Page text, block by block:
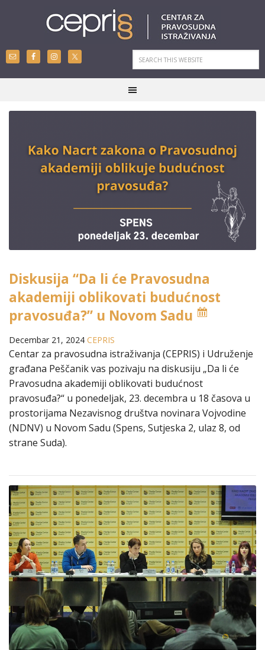
Diskusija “Da li će Pravosudna
akademiji oblikovati budućnost
pravosuđa?” u Novom Sadu
Decembar 21, 2024 CEPRIS
Centar za pravosudna istraživanja (CEPRIS) i Udruženje
građana Peščanik vas pozivaju na diskusiju „Da li će
Pravosudna akademiji oblikovati budućnost
pravosuđa?“ u ponedeljak, 23. decembra u 18 časova u
prostorijama Nezavisnog društva novinara Vojvodine
(NDNV) u Novom Sadu (Spens, Sutjeska 2, ulaz 8, od
strane Suda).